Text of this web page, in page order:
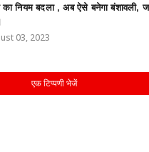
का नियम बदला , अब ऐसे बनेगा बंशावली,
03, 2023
एक टिप्पणी भेजें